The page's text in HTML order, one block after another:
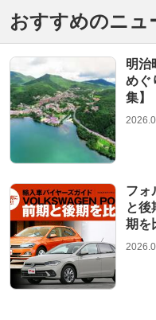
おすすめのニュ
明治
めぐ
集】
フォ
と後
期を